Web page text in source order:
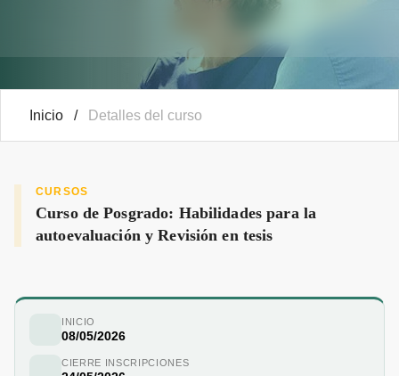
Inicio / Detalles del curso
CURSOS
Curso de Posgrado: Habilidades para la
autoevaluación y Revisión en tesis
INICIO
08/05/2026
CIERRE INSCRIPCIONES